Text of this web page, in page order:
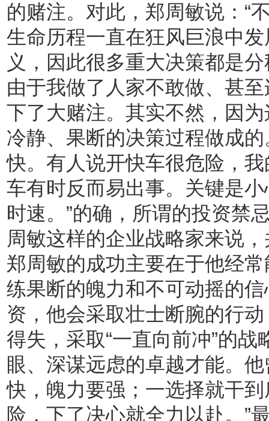
的赌注。对此，郑周敏说：“
生命历程一直在狂风巨浪中
义，因此很多重大决策都是
由于我做了人家不敢做、甚
下了大赌注。其实不然，因
冷静、果断的决策过程做成
快。有人说开快车很危险，
车有时反而易出事。关键是
时速。”的确，所谓的投资禁
周敏这样的企业战略家来说
郑周敏的成功主要在于他经
练果断的魄力和不可动摇的
资，他会采取壮士断腕的行
得失，采取“一直向前冲”的
眼、深谋远虑的卓越才能。
快，魄力要强；一选择就干
险，下了决心就全力以赴。”